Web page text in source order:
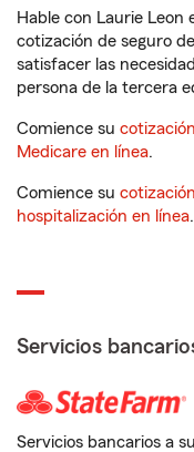
Hable con Laurie Leon
cotización de seguro
satisfacer las
persona de la tercera
Comience su
Medicare en línea.
Comience su
hospitalización en línea.
Servicios
Servicios bancarios a